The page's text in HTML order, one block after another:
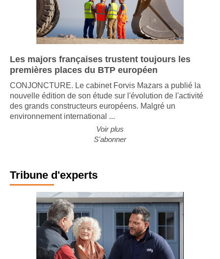
Les majors françaises trustent toujours les
premières places du BTP européen
CONJONCTURE. Le cabinet Forvis Mazars a publié la
nouvelle édition de son étude sur l'évolution de l'activité
des grands constructeurs européens. Malgré un
environnement international ...
Voir plus
S'abonner
Tribune d'experts